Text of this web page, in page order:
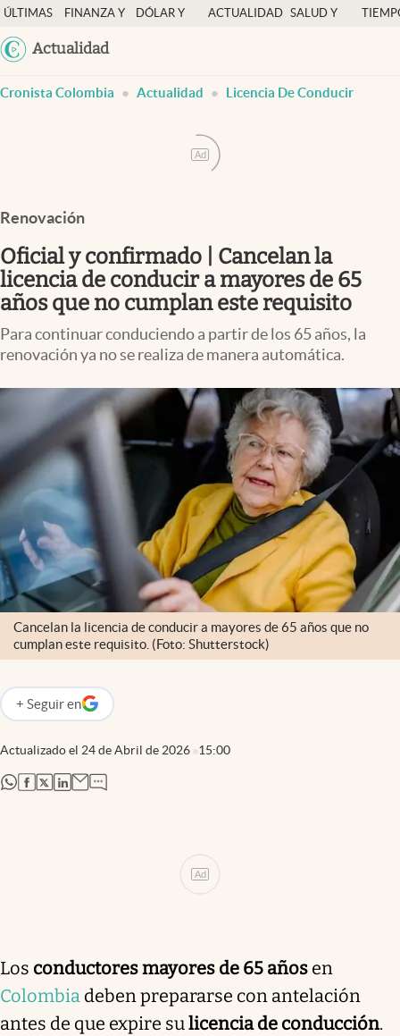
ÚLTIMAS
NOTICIAS
FINANZA Y
DÓLAR Y
ACTUALIDAD SALUD Y
México
Actualidad
Curiosidades
Cronista Colombia Actualidad Licencia De Conducir
Ad
Renovación
Oficial y confirmado | Cancelan la
licencia de conducir a mayores de 65
años que no cumplan este requisito
Para continuar conduciendo a partir de los 65 años, la
renovación ya no se realiza de manera automática.
Cancelan la licencia de conducir a mayores de 65 años que no
cumplan este requisito. (Foto: Shutterstock)
Actualizado el 24 de Abril de 2026 15:00
+ Seguir en
abre en nueva pestaña
abre en nueva pestaña
abre en nueva pestaña
abre en nueva pestaña
abre en nueva pestaña
Ad
Los conductores mayores de 65 años en
Colombia deben prepararse con antelación
antes de que expire sulicencia de conducción.